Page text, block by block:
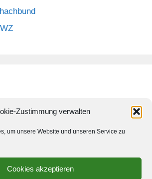
Zustimmung verwalten
um unsere Website und unseren Service zu
Cookies akzeptieren